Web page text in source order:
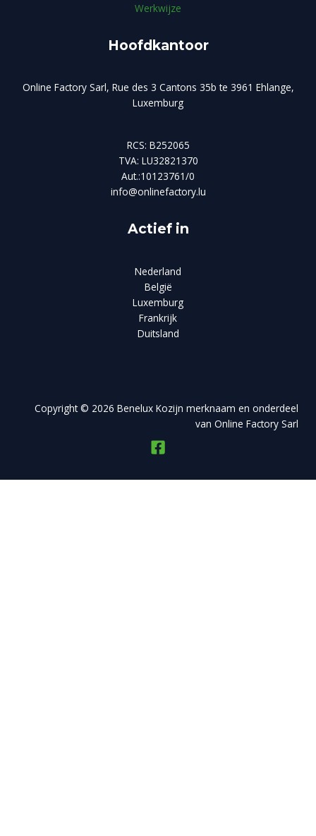
Werkwijze
Hoofdkantoor
Online Factory Sarl, Rue des 3 Cantons 35b te 3961 Ehlange,
Luxemburg
RCS: B252065
TVA: LU32821370
Aut.:10123761/0
info@onlinefactory.lu
Actief in
Nederland
België
Luxemburg
Frankrijk
Duitsland
Copyright © 2026 Benelux Kozijn merknaam en onderdeel
van Online Factory Sarl